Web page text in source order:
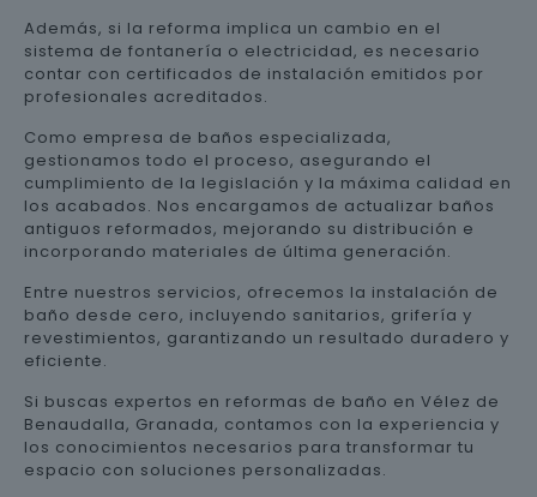
Además, si la reforma implica un cambio en el
sistema de fontanería o electricidad, es necesario
contar con certificados de instalación emitidos por
profesionales acreditados.
Como empresa de baños especializada,
gestionamos todo el proceso, asegurando el
cumplimiento de la legislación y la máxima calidad en
los acabados. Nos encargamos de actualizar baños
antiguos reformados, mejorando su distribución e
incorporando materiales de última generación.
Entre nuestros servicios, ofrecemos la instalación de
baño desde cero, incluyendo sanitarios, grifería y
revestimientos, garantizando un resultado duradero y
eficiente.
Si buscas expertos en reformas de baño en Vélez de
Benaudalla, Granada, contamos con la experiencia y
los conocimientos necesarios para transformar tu
espacio con soluciones personalizadas.